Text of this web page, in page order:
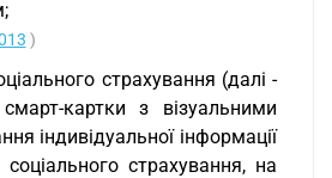
)
страхування (далі -
картки з візуальними
індивідуальної інформації
страхування, на